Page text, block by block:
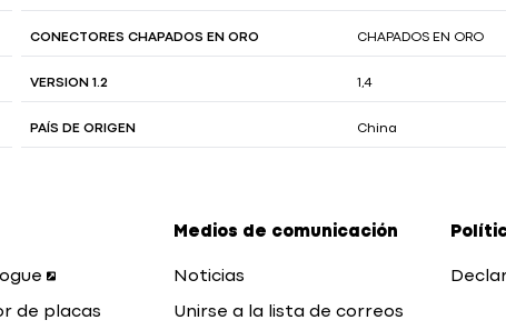
CONECTORES CHAPADOS EN ORO CHAPADOS EN ORO
VERSION 1.2 1,4
PAÍS DE ORIGEN China
de placas
Medios de comunicación
Noticias
Unirse a la lista de correos